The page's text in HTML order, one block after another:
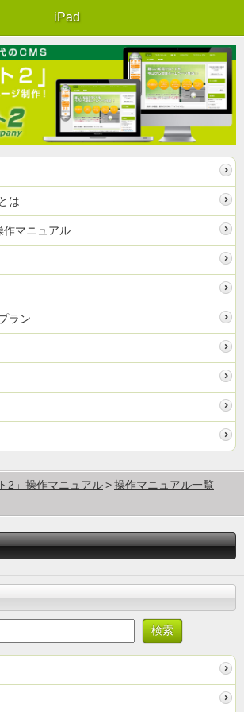
iPad
は
作マニュアル
ラン
2」操作マニュアル
操作マニュアル一覧